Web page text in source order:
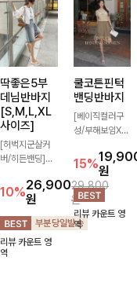
딱좋은5부
데님반바지
[S,M,L,XL
사이즈]
[허벅지군살커
버/히든밴딩]여
와이드핏과 부담
없는 5부 기장
으로 편안하게
즐기기 좋은 데
님 팬츠 ✨ 빈티
지한 워싱감이
10%26,900
원
29,800
원
리뷰 카운트 영
역
쿨코튼핀턱
밴딩반바지
[베이직컬러구
성/부해보임X]
지는 핏으로 편
안하면서도 멋스
럽게 입어지는
밴딩 반바지🤎
넉넉한 포켓 디
테일 더해져 데
15%원
리뷰 카운트 영
역